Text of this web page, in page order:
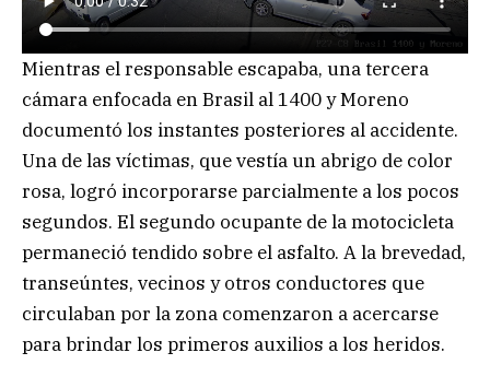
Mientras el responsable escapaba, una tercera
cámara enfocada en Brasil al 1400 y Moreno
documentó los instantes posteriores al accidente.
Una de las víctimas, que vestía un abrigo de color
rosa, logró incorporarse parcialmente a los pocos
segundos. El segundo ocupante de la motocicleta
permaneció tendido sobre el asfalto. A la brevedad,
transeúntes, vecinos y otros conductores que
circulaban por la zona comenzaron a acercarse
para brindar los primeros auxilios a los heridos.